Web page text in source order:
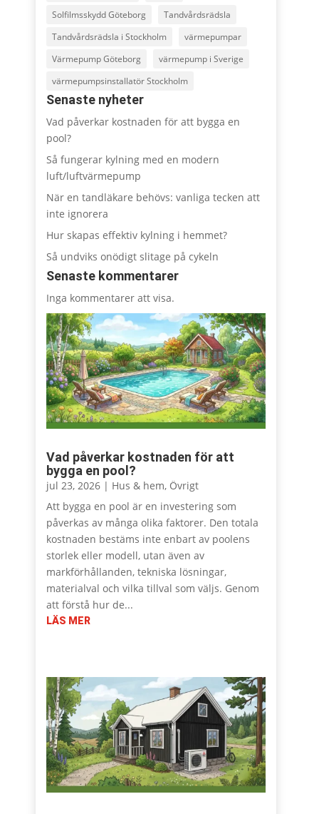
Solfilmsskydd Göteborg
Tandvårdsrädsla
Tandvårdsrädsla i Stockholm
värmepumpar
Värmepump Göteborg
värmepump i Sverige
värmepumpsinstallatör Stockholm
Senaste nyheter
Vad påverkar kostnaden för att bygga en
pool?
Så fungerar kylning med en modern
luft/luftvärmepump
När en tandläkare behövs: vanliga tecken att
inte ignorera
Hur skapas effektiv kylning i hemmet?
Så undviks onödigt slitage på cykeln
Senaste kommentarer
Inga kommentarer att visa.
Vad påverkar kostnaden för att
bygga en pool?
jul 23, 2026| Hus & hem, Övrigt
Att bygga en pool är en investering som
påverkas av många olika faktorer. Den totala
kostnaden bestäms inte enbart av poolens
storlek eller modell, utan även av
markförhållanden, tekniska lösningar,
materialval och vilka tillval som väljs. Genom
att förstå hur de...
LÄS MER